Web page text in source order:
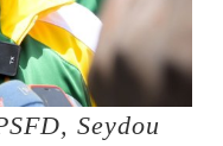
Seydou